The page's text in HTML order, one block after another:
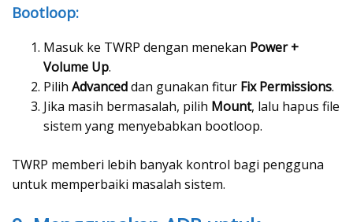
Bootloop:
Masuk ke TWRP dengan menekan Power +
Volume Up.
Pilih Advanceddan gunakan fitur Fix Permissions.
Jika masih bermasalah, pilih Mount, lalu hapus file
sistem yang menyebabkan bootloop.
TWRP memberi lebih banyak kontrol bagi pengguna
untuk memperbaiki masalah sistem.